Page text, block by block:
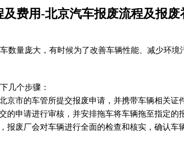
费用-北京汽车报废流程及报废
数量庞大，有时候为了改善车辆性能、减少环
几个步骤：
京市的车管所提交报废申请，并携带车辆相关证
的申请进行审核，并安排拖车将车辆拖至指定的
报废厂会对车辆进行全面的检查和核实，确认